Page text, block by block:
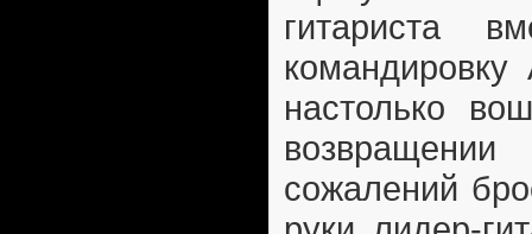
гитариста
настолько
сожалений